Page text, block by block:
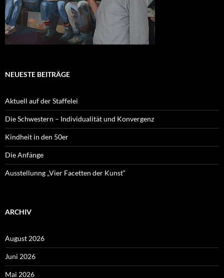
NEUESTE BEITRÄGE
Aktuell auf der Staffelei
Die Schwestern – Individualität und Konvergenz
Kindheit in den 50er
Die Anfänge
Ausstellunng „Vier Facetten der Kunst“
ARCHIV
August 2026
Juni 2026
Mai 2026